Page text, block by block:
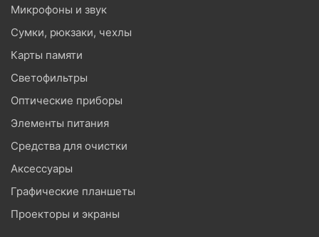
Микрофоны и звук
Сумки, рюкзаки, чехлы
Карты памяти
Светофильтры
Оптические приборы
Элементы питания
Средства для очистки
Аксессуары
Графические планшеты
Проекторы и экраны